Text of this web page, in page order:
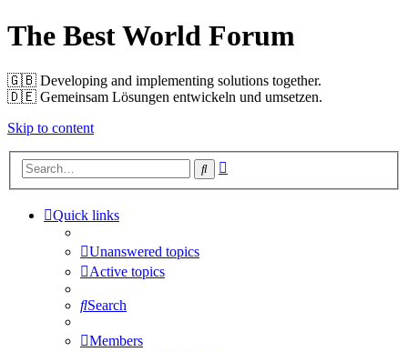
The Best World Forum
🇬🇧️ Developing and implementing solutions together.
🇩🇪️ Gemeinsam Lösungen entwickeln und umsetzen.
Skip to content
Search
Quick links
Unanswered topics
Active topics
Search
Members